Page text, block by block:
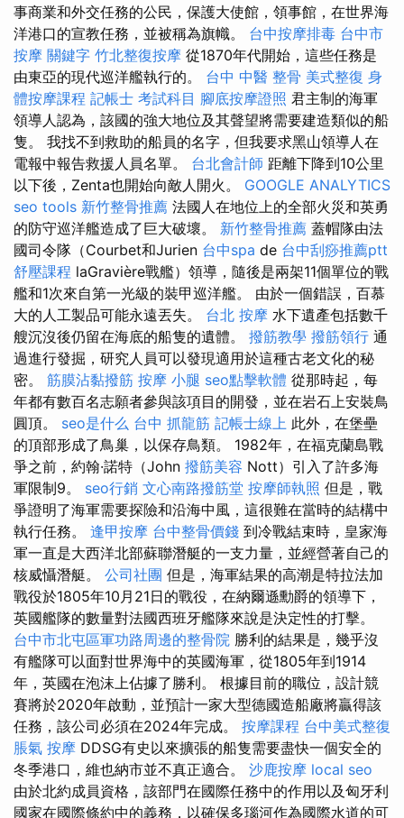
事商業和外交任務的公民，保護大使館，領事館，在世界海
洋港口的宣教任務，並被稱為旗幟。 台中按摩排毒 台中市
按摩 關鍵字 竹北整復按摩 從1870年代開始，這些任務是
由東亞的現代巡洋艦執行的。 台中 中醫 整骨 美式整復 身
體按摩課程 記帳士 考試科目 腳底按摩證照 君主制的海軍
領導人認為，該國的強大地位及其聲望將需要建造類似的船
隻。 我找不到救助的船員的名字，但我要求黑山領導人在
電報中報告救援人員名單。 台北會計師 距離下降到10公里
以下後，Zenta也開始向敵人開火。 GOOGLE ANALYTICS
seo tools 新竹整骨推薦 法國人在地位上的全部火災和英勇
的防守巡洋艦造成了巨大破壞。 新竹整骨推薦 蓋帽隊由法
國司令隊（Courbet和Jurien 台中spa de 台中刮痧推薦ptt
舒壓課程 laGravière戰艦）領導，隨後是兩架11個單位的戰
艦和1次來自第一光級的裝甲巡洋艦。 由於一個錯誤，百慕
大的人工製品可能永遠丟失。 台北 按摩 水下遺產包括數千​​
艘沉沒後仍留在海底的船隻的遺體。 撥筋教學 撥筋領行 通
過進行發掘，研究人員可以發現適用於這種古老文化的秘
密。 筋膜沾黏撥筋 按摩 小腿 seo點擊軟體 從那時起，每
年都有數百名志願者參與該項目的開發，並在岩石上安裝鳥
圓頂。 seo是什么 台中 抓龍筋 記帳士線上 此外，在堡壘
的頂部形成了鳥巢，以保存鳥類。 1982年，在福克蘭島戰
爭之前，約翰·諾特（John 撥筋美容 Nott）引入了許多海
軍限制9。 seo行銷 文心南路撥筋堂 按摩師執照 但是，戰
爭證明了海軍需要探險和沿海中風，這很難在當時的結構中
執行任務。 逢甲按摩 台中整骨價錢 到冷戰結束時，皇家海
軍一直是大西洋北部蘇聯潛艇的一支力量，並經營著自己的
核威懾潛艇。 公司社團 但是，海軍結果的高潮是特拉法加
戰役於1805年10月21日的戰役，在納爾遜勳爵的領導下，
英國艦隊的數量對法國西班牙艦隊來說是決定性的打擊。
台中市北屯區軍功路周邊的整骨院 勝利的結果是，幾乎沒
有艦隊可以面對世界海中的英國海軍，從1805年到1914
年，英國在泡沫上佔據了勝利。 根據目前的職位，設計競
賽將於2020年啟動，並預計一家大型德國造船廠將贏得該
任務，該公司必須在2024年完成。 按摩課程 台中美式整復
脹氣 按摩 DDSG有史以來擴張的船隻需要盡快一個安全的
冬季港口，維也納市並不真正適合。 沙鹿按摩 local seo
由於北約成員資格，該部門在國際任務中的作用以及匈牙利
國家在國際條約中的義務，以確保多瑙河作為國際水道的可